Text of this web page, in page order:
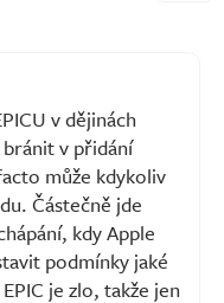
v dějinách
v přidání
může kdykoliv
Částečně jde
kdy Apple
podmínky jaké
je zlo, takže jen